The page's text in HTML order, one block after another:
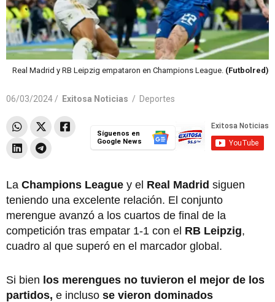
Real Madrid y RB Leipzig empataron en Champions League. (Futbolred)
06/03/2024 / Exitosa Noticias / Deportes
Síguenos en
Google News
La Champions League y el Real Madrid siguen
teniendo una excelente relación. El conjunto
merengue avanzó a los cuartos de final de la
competición tras empatar 1-1 con el RB Leipzig,
cuadro al que superó en el marcador global.
Si bien los merengues no tuvieron el mejor de los
partidos, e incluso se vieron dominados